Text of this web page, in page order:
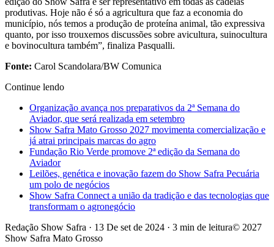
produtivas. Hoje não é só a agricultura que faz a economia do
município, nós temos a produção de proteína animal, tão expressiva
quanto, por isso trouxemos discussões sobre avicultura, suinocultura
e bovinocultura também”, finaliza Pasqualli.
Fonte: Carol Scandolara/BW Comunica
Continue lendo
Organização avança nos preparativos da 2ª Semana do
Aviador, que será realizada em setembro
Show Safra Mato Grosso 2027 movimenta comercialização e
já atrai principais marcas do agro
Fundação Rio Verde promove 2ª edição da Semana do
Aviador
Leilões, genética e inovação fazem do Show Safra Pecuária
um polo de negócios
Show Safra Connect a união da tradição e das tecnologias que
transformam o agronegócio
Redação Show Safra · 13 De set de 2024 · 3 min de leitura© 2027
Show Safra Mato Grosso